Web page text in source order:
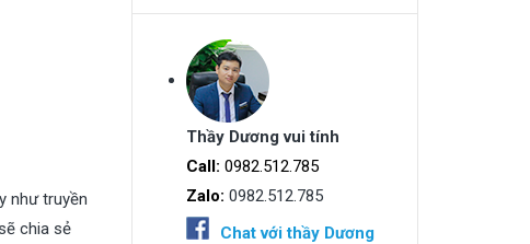
như truyền
chia sẻ
Thầy Dương vui tính
Call: 0982.512.785
Zalo: 0982.512.785
Chat với thầy Dương